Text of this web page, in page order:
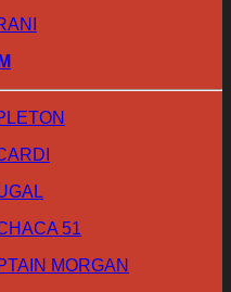
51
MORGAN